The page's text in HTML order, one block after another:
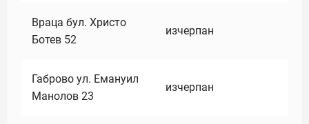
Враца бул. Христо
Ботев 52
изчерпан
Габрово ул. Емануил
Манолов 23
изчерпан